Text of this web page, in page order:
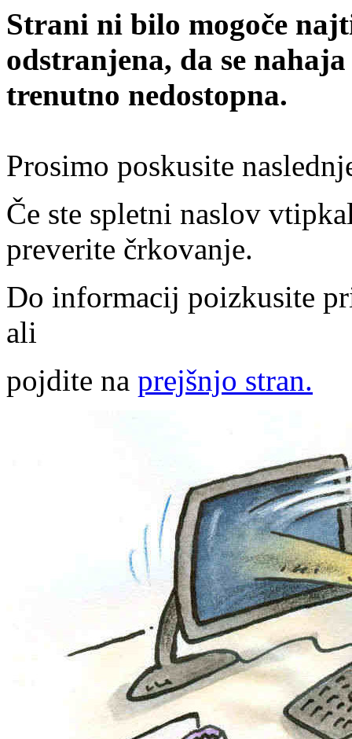
Strani ni bilo mogoče
odstranjena, da se
trenutno nedostopna.
Prosimo poskusite
Če ste spletni naslov
preverite črkovanje.
Do informacij poizkusite
ali
pojdite na prejšnjo stran.